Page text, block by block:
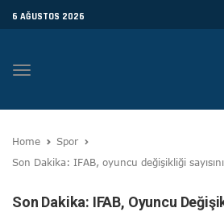
6 AĞUSTOS 2026
Toggle
Home
Spor
Son Dakika: IFAB, oyuncu değişikliği
Son Dakika: IFAB, Oyuncu